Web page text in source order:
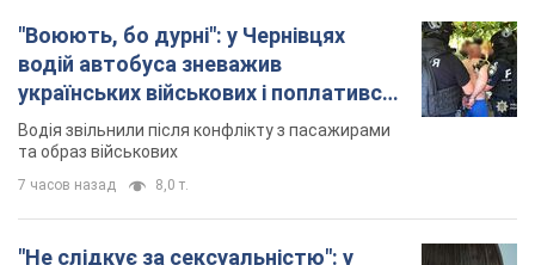
"Не слідкує за сексуальністю": у
Києві консультант салону краси
образив жінку після хімієтерапії,
розгорівся скандал. Фото
зовнішності жінки, сказавши, що вона носить
"чоловічу стрижку"
33 минуты назад